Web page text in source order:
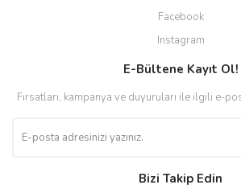
Facebook
Instagram
E-Bültene Kayıt Ol!
Fırsatları, kampanya ve duyuruları ile ilgili e-
Bizi Takip Edin